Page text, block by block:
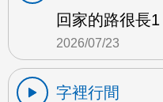
回家的路很長
2026/07/23
字裡行間